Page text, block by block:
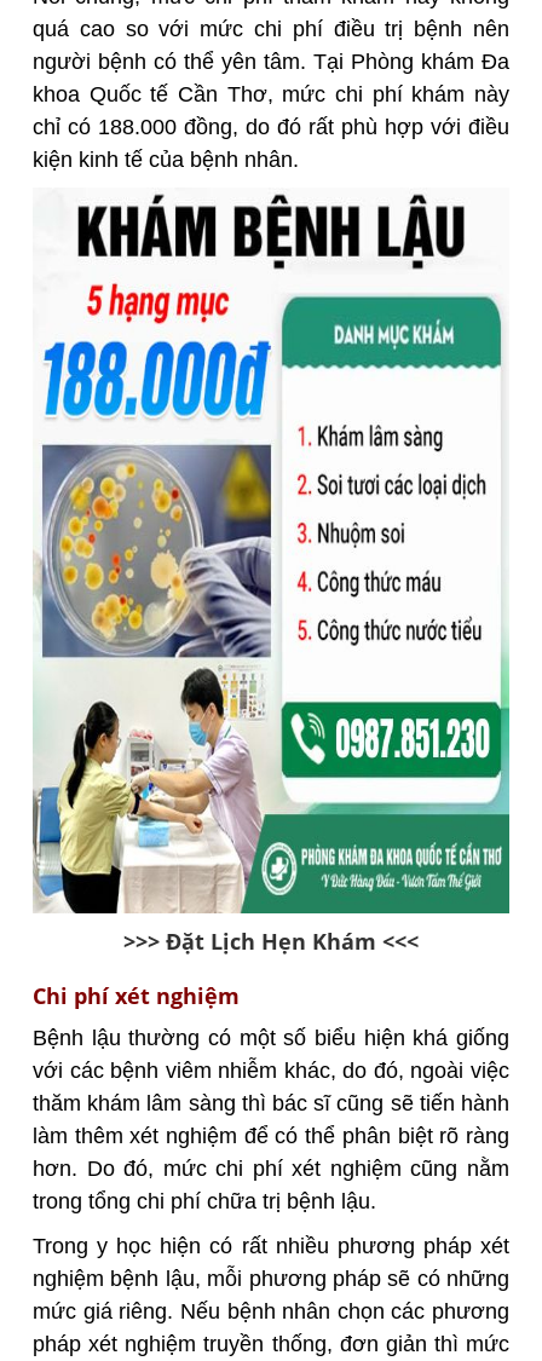
quá cao so với mức chi phí điều trị bệnh nên
người bệnh có thể yên tâm. Tại Phòng khám Đa
khoa Quốc tế Cần Thơ, mức chi phí khám này
chỉ có 188.000 đồng, do đó rất phù hợp với điều
kiện kinh tế của bệnh nhân.
>>> Đặt Lịch Hẹn Khám <<<
Chi phí xét nghiệm
Bệnh lậu thường có một số biểu hiện khá giống
với các bệnh viêm nhiễm khác, do đó, ngoài việc
thăm khám lâm sàng thì bác sĩ cũng sẽ tiến hành
làm thêm xét nghiệm để có thể phân biệt rõ ràng
hơn. Do đó, mức chi phí xét nghiệm cũng nằm
trong tổng chi phí chữa trị bệnh lậu.
Trong y học hiện có rất nhiều phương pháp xét
nghiệm bệnh lậu, mỗi phương pháp sẽ có những
mức giá riêng. Nếu bệnh nhân chọn các phương
pháp xét nghiệm truyền thống, đơn giản thì mức